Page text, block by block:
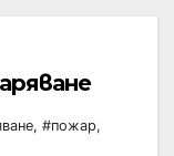
, #пожар,